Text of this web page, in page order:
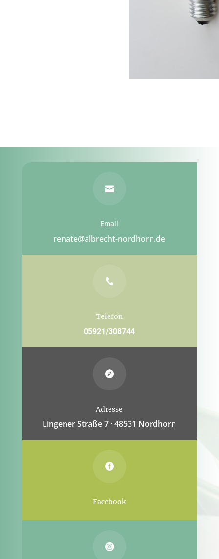

Email
renate@albrecht-nordhorn.de

Telefon
05921/308744

Adresse
Lingener Straße 7 · 48531 Nordhorn

Facebook
